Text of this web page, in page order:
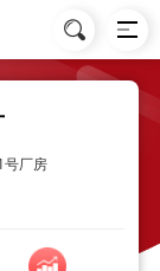
号厂房